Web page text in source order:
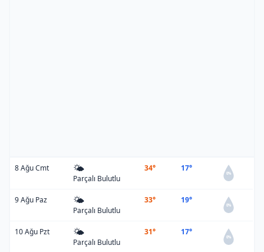
8 Ağu Cmt 🌤️
Parçalı Bulutlu
34° 17°
0%
9 Ağu Paz 🌤️
Parçalı Bulutlu
33° 19°
0%
10 Ağu Pzt 🌤️
Parçalı Bulutlu
31° 17°
0%